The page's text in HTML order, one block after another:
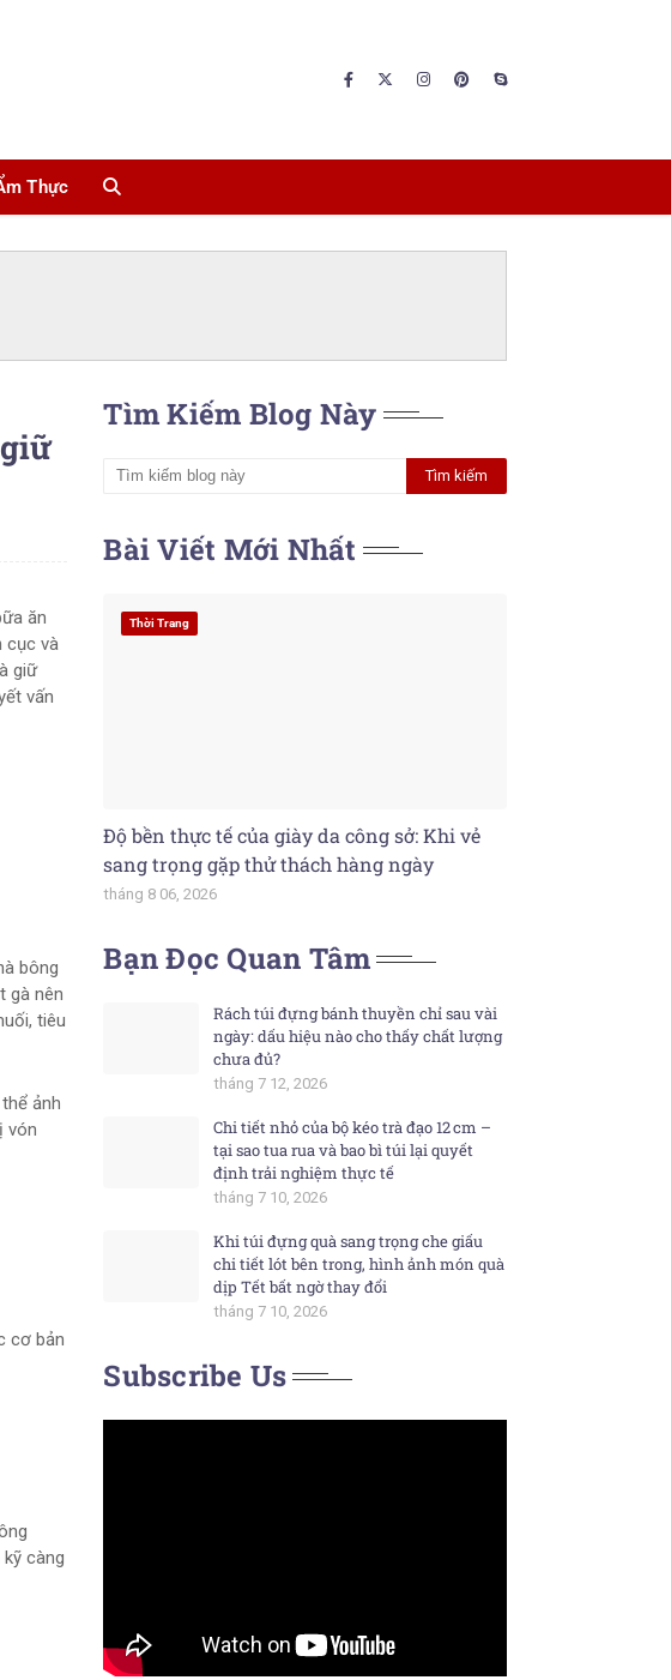
Thực
ăn
cục và
giữ
vấn
bông
gà nên
tiêu
ảnh
vón
cơ bản
càng
Tìm Kiếm Blog Này
Bài Viết Mới Nhất
Thời Trang
Độ bền thực tế của giày da công sở: Khi vẻ
sang trọng gặp thử thách hàng ngày
tháng 8 06, 2026
Bạn Đọc Quan Tâm
Rách túi đựng bánh thuyền chỉ sau vài
ngày: dấu hiệu nào cho thấy chất lượng
chưa đủ?
tháng 7 12, 2026
Chi tiết nhỏ của bộ kéo trà đạo 12 cm –
tại sao tua rua và bao bì túi lại quyết
định trải nghiệm thực tế
tháng 7 10, 2026
Khi túi đựng quà sang trọng che giấu
chi tiết lót bên trong, hình ảnh món quà
dịp Tết bất ngờ thay đổi
tháng 7 10, 2026
Subscribe Us